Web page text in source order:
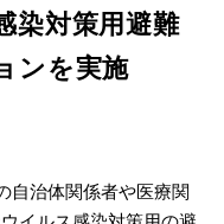
染対策用避難
ンを実施
自治体関係者や医療関